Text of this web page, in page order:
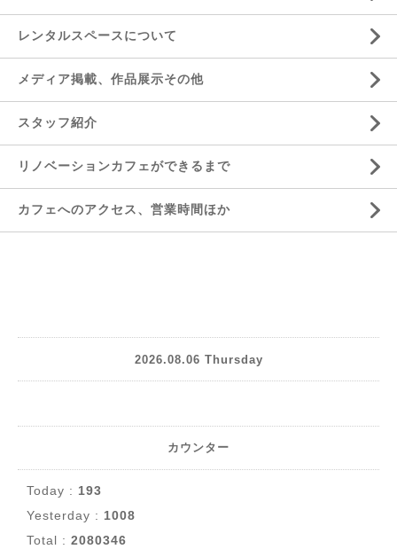
レンタルスペースについて
メディア掲載、作品展示その他
スタッフ紹介
リノベーションカフェができるまで
カフェへのアクセス、営業時間ほか
2026.08.06 Thursday
カウンター
Today : 193
Yesterday : 1008
Total : 2080346